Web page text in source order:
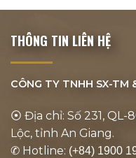
THÔNG TIN LIÊN HỆ
CÔNG TY TNHH SX-TM
⦿ Địa chỉ: Số 231, QL-
Lộc, tỉnh An Giang.
✆ Hotline: (+84) 1900